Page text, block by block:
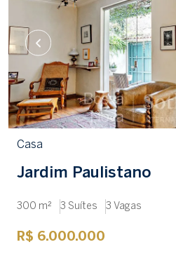
Casa
Jardim Paulistano
300 m² 3 Suítes 3 Vagas
R$ 6.000.000